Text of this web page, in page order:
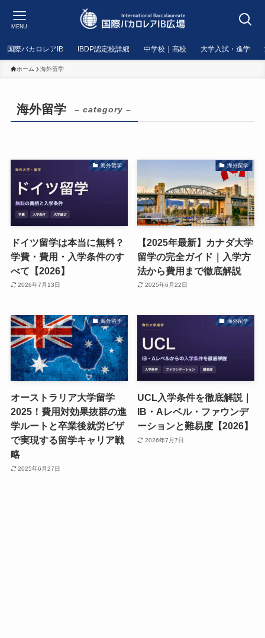
MENU
国際バカロレアIB IBDP認定校詳細 中学校｜高校 大学入試・進学
ホーム 海外留学
海外留学 – category –
海外留学
ドイツ留学は本当に無料？
学費・費用・入学条件のす
べて【2026】
2026年7月13日
海外留学
【2025年最新】カナダ大学
留学の完全ガイド｜入学方
法から費用まで徹底解説
2025年6月22日
海外留学
オーストラリア大学留学
2025！費用対効果抜群の進
学ルートと卒業後就労ビザ
で実現する留学キャリア戦
略
2025年6月27日
海外留学
UCL入学条件を徹底解説｜
IB・Aレベル・ファウンデ
ーションと難易度【2026】
2026年7月7日